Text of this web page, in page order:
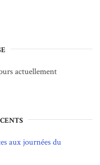
actuellement
aux journées du